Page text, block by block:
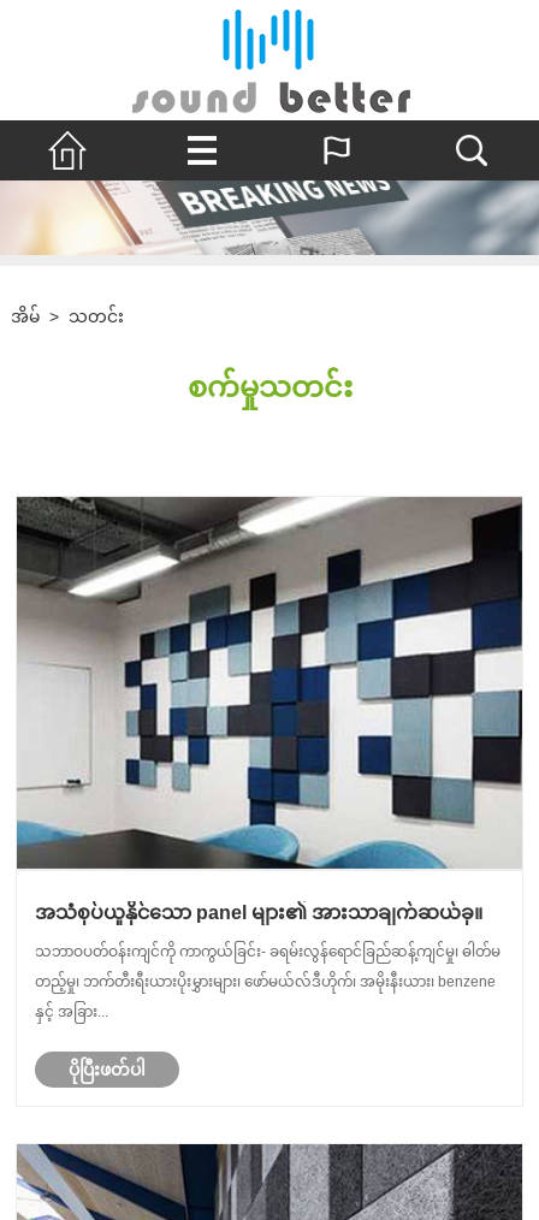
အိမ် > သတင်း
စက်မှုသတင်း
အသံစုပ်ယူနိုင်သော panel များ၏ အားသာချက်ဆယ်ခု။
သဘာဝပတ်ဝန်းကျင်ကို ကာကွယ်ခြင်း- ခရမ်းလွန်ရောင်ခြည်ဆန့်ကျင်မှု၊ ဓါတ်မ
တည့်မှု၊ ဘက်တီးရီးယားပိုးမွှားများ၊ ဖော်မယ်လ်ဒီဟိုက်၊ အမိုးနီးယား၊ benzene
နှင့် အခြား...
ပိုပြီးဖတ်ပါ